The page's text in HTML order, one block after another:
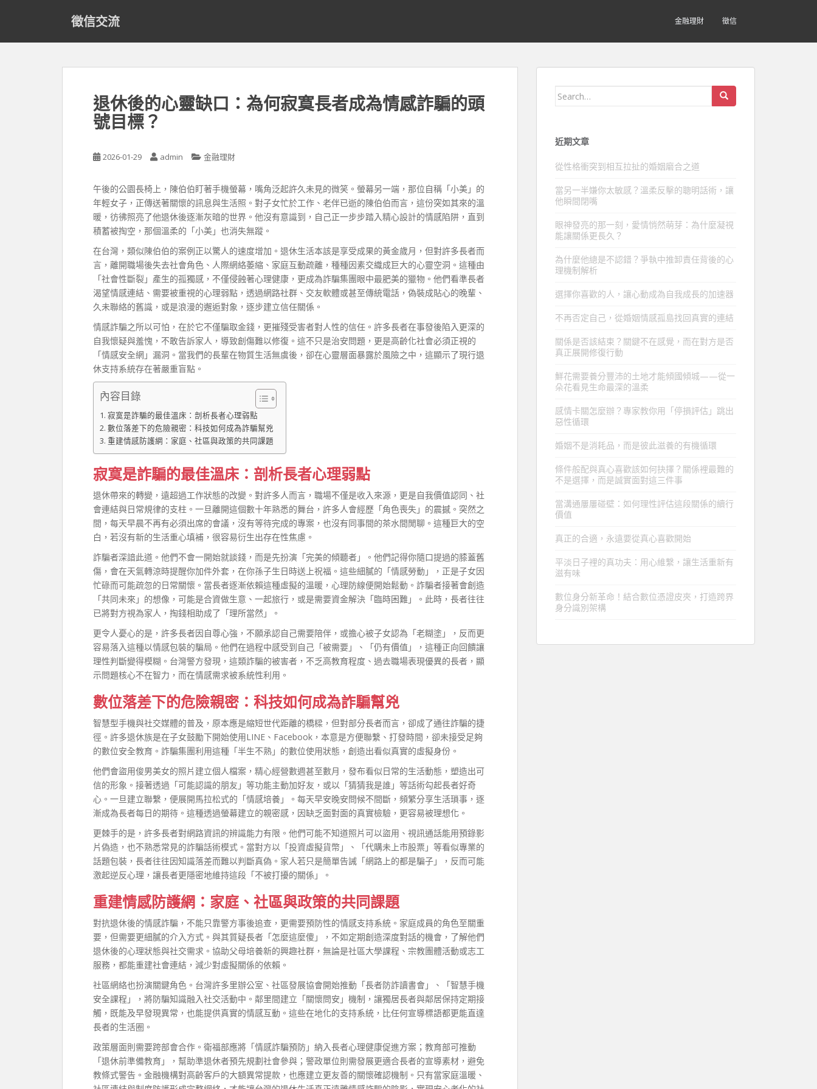
徵信交流 金融理財 徵信
退休後的心靈缺口：為何寂寞長者成為情感詐騙的頭
號目標？
2026-01-29 admin 金融理財
午後的公園長椅上，陳伯伯盯著手機螢幕，嘴角泛起許久未見的微笑。螢幕另一端，那位自稱「小美」的
年輕女子，正傳送著關懷的訊息與生活照。對子女忙於工作、老伴已逝的陳伯伯而言，這份突如其來的溫
暖，彷彿照亮了他退休後逐漸灰暗的世界。他沒有意識到，自己正一步步踏入精心設計的情感陷阱，直到
積蓄被掏空，那個溫柔的「小美」也消失無蹤。
在台灣，類似陳伯伯的案例正以驚人的速度增加。退休生活本該是享受成果的黃金歲月，但對許多長者而
言，離開職場後失去社會角色、人際網絡萎縮、家庭互動疏離，種種因素交織成巨大的心靈空洞。這種由
「社會性斷裂」產生的孤獨感，不僅侵蝕著心理健康，更成為詐騙集團眼中最肥美的獵物。他們看準長者
渴望情感連結、需要被重視的心理弱點，透過網路社群、交友軟體或甚至傳統電話，偽裝成貼心的晚輩、
久未聯絡的舊識，或是浪漫的邂逅對象，逐步建立信任關係。
情感詐騙之所以可怕，在於它不僅騙取金錢，更摧殘受害者對人性的信任。許多長者在事發後陷入更深的
自我懷疑與羞愧，不敢告訴家人，導致創傷難以修復。這不只是治安問題，更是高齡化社會必須正視的
「情感安全網」漏洞。當我們的長輩在物質生活無虞後，卻在心靈層面暴露於風險之中，這顯示了現行退
休支持系統存在著嚴重盲點。
內容目錄
寂寞是詐騙的最佳溫床：剖析長者心理弱點
數位落差下的危險親密：科技如何成為詐騙幫兇
重建情感防護網：家庭、社區與政策的共同課題
寂寞是詐騙的最佳溫床：剖析長者心理弱點
退休帶來的轉變，遠超過工作狀態的改變。對許多人而言，職場不僅是收入來源，更是自我價值認同、社
會連結與日常規律的支柱。一旦離開這個數十年熟悉的舞台，許多人會經歷「角色喪失」的震撼。突然之
間，每天早晨不再有必須出席的會議，沒有等待完成的專案，也沒有同事間的茶水間閒聊。這種巨大的空
白，若沒有新的生活重心填補，很容易衍生出存在性焦慮。
詐騙者深諳此道。他們不會一開始就談錢，而是先扮演「完美的傾聽者」。他們記得你隨口提過的膝蓋舊
傷，會在天氣轉涼時提醒你加件外套，在你孫子生日時送上祝福。這些細膩的「情感勞動」，正是子女因
忙碌而可能疏忽的日常關懷。當長者逐漸依賴這種虛擬的溫暖，心理防線便開始鬆動。詐騙者接著會創造
「共同未來」的想像，可能是合資做生意、一起旅行，或是需要資金解決「臨時困難」。此時，長者往往
已將對方視為家人，掏錢相助成了「理所當然」。
更令人憂心的是，許多長者因自尊心強，不願承認自己需要陪伴，或擔心被子女認為「老糊塗」，反而更
容易落入這種以情感包裝的騙局。他們在過程中感受到自己「被需要」、「仍有價值」，這種正向回饋讓
理性判斷變得模糊。台灣警方發現，這類詐騙的被害者，不乏高教育程度、過去職場表現優異的長者，顯
示問題核心不在智力，而在情感需求被系統性利用。
數位落差下的危險親密：科技如何成為詐騙幫兇
智慧型手機與社交媒體的普及，原本應是縮短世代距離的橋樑，但對部分長者而言，卻成了通往詐騙的捷
徑。許多退休族是在子女鼓勵下開始使用LINE、Facebook，本意是方便聯繫、打發時間，卻未接受足夠
的數位安全教育。詐騙集團利用這種「半生不熟」的數位使用狀態，創造出看似真實的虛擬身份。
他們會盜用俊男美女的照片建立個人檔案，精心經營數週甚至數月，發布看似日常的生活動態，塑造出可
信的形象。接著透過「可能認識的朋友」等功能主動加好友，或以「猜猜我是誰」等話術勾起長者好奇
心。一旦建立聯繫，便展開馬拉松式的「情感培養」。每天早安晚安問候不間斷，頻繁分享生活瑣事，逐
漸成為長者每日的期待。這種透過螢幕建立的親密感，因缺乏面對面的真實檢驗，更容易被理想化。
更棘手的是，許多長者對網路資訊的辨識能力有限。他們可能不知道照片可以盜用、視訊通話能用預錄影
片偽造，也不熟悉常見的詐騙話術模式。當對方以「投資虛擬貨幣」、「代購未上市股票」等看似專業的
話題包裝，長者往往因知識落差而難以判斷真偽。家人若只是簡單告誡「網路上的都是騙子」，反而可能
激起逆反心理，讓長者更隱密地維持這段「不被打擾的關係」。
重建情感防護網：家庭、社區與政策的共同課題
對抗退休後的情感詐騙，不能只靠警方事後追查，更需要預防性的情感支持系統。家庭成員的角色至關重
要，但需要更細膩的介入方式。與其質疑長者「怎麼這麼傻」，不如定期創造深度對話的機會，了解他們
退休後的心理狀態與社交需求。協助父母培養新的興趣社群，無論是社區大學課程、宗教團體活動或志工
服務，都能重建社會連結，減少對虛擬關係的依賴。
社區網絡也扮演關鍵角色。台灣許多里辦公室、社區發展協會開始推動「長者防詐讀書會」、「智慧手機
安全課程」，將防騙知識融入社交活動中。鄰里間建立「關懷問安」機制，讓獨居長者與鄰居保持定期接
觸，既能及早發現異常，也能提供真實的情感互動。這些在地化的支持系統，比任何宣導標語都更能直達
長者的生活圈。
政策層面則需要跨部會合作。衛福部應將「情感詐騙預防」納入長者心理健康促進方案；教育部可推動
「退休前準備教育」，幫助準退休者預先規劃社會參與；警政單位則需發展更適合長者的宣導素材，避免
教條式警告。金融機構對高齡客戶的大額異常提款，也應建立更友善的關懷確認機制。只有當家庭溫暖、
Search
近期文章
從性格衝突到相互拉扯的婚姻磨合之道
當另一半嫌你太敏感？溫柔反擊的聰明話術，讓
他瞬間閉嘴
眼神發亮的那一刻，愛情悄然萌芽：為什麼凝視
能讓關係更長久？
為什麼他總是不認錯？爭執中推卸責任背後的心
理機制解析
選擇你喜歡的人，讓心動成為自我成長的加速器
不再否定自己，從婚姻情感孤島找回真實的連結
關係是否該結束？關鍵不在感覺，而在對方是否
真正展開修復行動
鮮花需要養分豐沛的土地才能傾國傾城——從一
朵花看見生命最深的溫柔
感情卡關怎麼辦？專家教你用「停損評估」跳出
惡性循環
婚姻不是消耗品，而是彼此滋養的有機循環
條件般配與真心喜歡該如何抉擇？關係裡最難的
不是選擇，而是誠實面對這三件事
當溝通屢屢碰壁：如何理性評估這段關係的續行
價值
真正的合適，永遠要從真心喜歡開始
平淡日子裡的真功夫：用心維繫，讓生活重新有
滋有味
數位身分新革命！結合數位憑證皮夾，打造跨界
身分識別架構